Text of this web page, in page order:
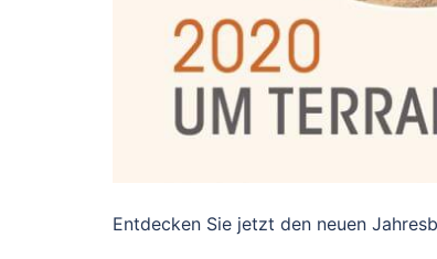
Entdecken Sie jetzt den neuen